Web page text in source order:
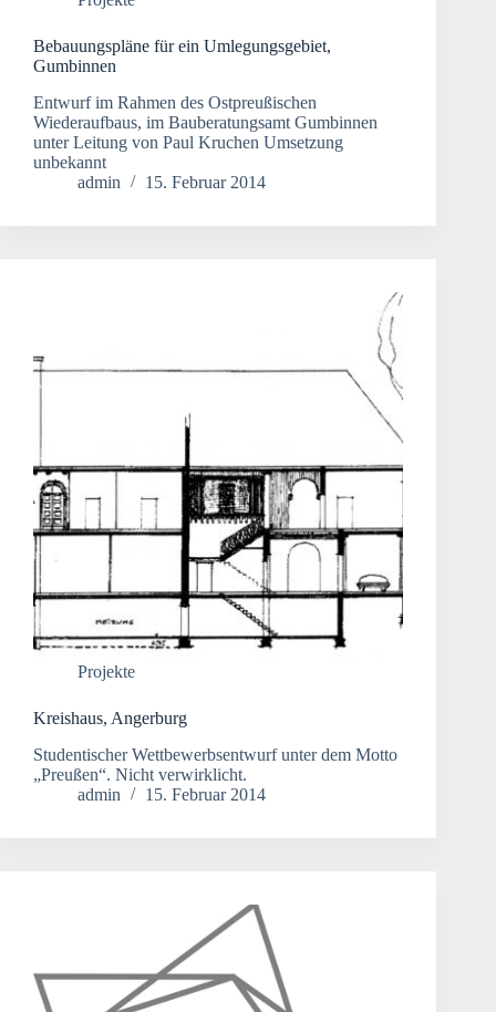
Bebauungspläne für ein Umlegungsgebiet,
Gumbinnen
Entwurf im Rahmen des Ostpreußischen
Wiederaufbaus, im Bauberatungsamt Gumbinnen
unter Leitung von Paul Kruchen Umsetzung
unbekannt
admin
15. Februar 2014
Projekte
Kreishaus, Angerburg
Studentischer Wettbewerbsentwurf unter dem Motto
„Preußen“. Nicht verwirklicht.
admin
15. Februar 2014